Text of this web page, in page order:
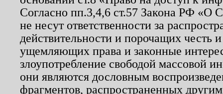
Согласно пп.3,4,6 ст.57 Закона РФ «О
не несут ответственности за
действительности и порочащих честь
ущемляющих права и законные
злоупотребление свободой массовой
они являются дословным
фрагментов, распространенных